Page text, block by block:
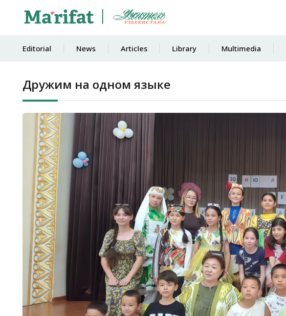
Editorial News Articles Library Multimedia
Дружим на одном языке